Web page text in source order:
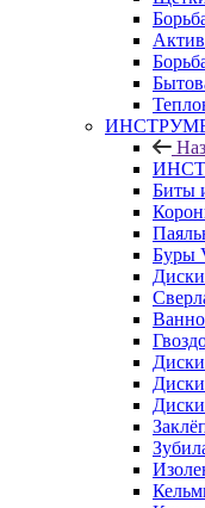
Биты
Буры